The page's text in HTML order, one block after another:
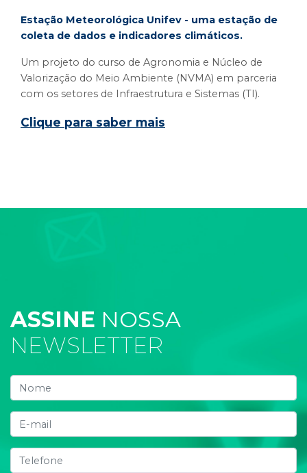
Estação Meteorológica Unifev - uma estação de
coleta de dados e indicadores climáticos.
Um projeto do curso de Agronomia e Núcleo de
Valorização do Meio Ambiente (NVMA) em parceria
com os setores de Infraestrutura e Sistemas (TI).
Clique para saber mais
ASSINE NOSSA
NEWSLETTER